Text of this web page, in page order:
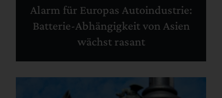
Alarm für Europas Autoindustrie:
Batterie-Abhängigkeit von Asien
wächst rasant